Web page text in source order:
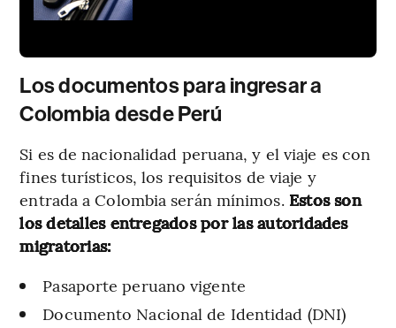
Los documentos para ingresar a
Colombia desde Perú
Si es de nacionalidad peruana, y el viaje es con
fines turísticos, los requisitos de viaje y
entrada a Colombia serán mínimos. Estos son
los detalles entregados por las autoridades
migratorias:
Pasaporte peruano vigente
Documento Nacional de Identidad (DNI)